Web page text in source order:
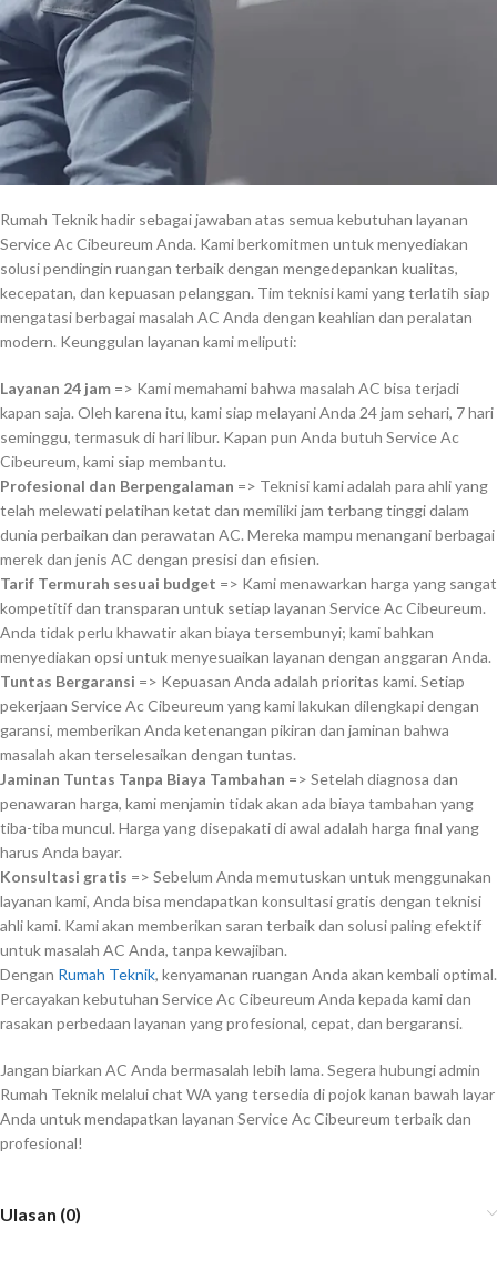
Rumah Teknik hadir sebagai jawaban atas semua kebutuhan layanan
Service Ac Cibeureum Anda. Kami berkomitmen untuk menyediakan
solusi pendingin ruangan terbaik dengan mengedepankan kualitas,
kecepatan, dan kepuasan pelanggan. Tim teknisi kami yang terlatih siap
mengatasi berbagai masalah AC Anda dengan keahlian dan peralatan
modern. Keunggulan layanan kami meliputi:
Layanan 24 jam => Kami memahami bahwa masalah AC bisa terjadi
kapan saja. Oleh karena itu, kami siap melayani Anda 24 jam sehari, 7 hari
seminggu, termasuk di hari libur. Kapan pun Anda butuh Service Ac
Cibeureum, kami siap membantu.
Profesional dan Berpengalaman => Teknisi kami adalah para ahli yang
telah melewati pelatihan ketat dan memiliki jam terbang tinggi dalam
dunia perbaikan dan perawatan AC. Mereka mampu menangani berbagai
merek dan jenis AC dengan presisi dan efisien.
Tarif Termurah sesuai budget => Kami menawarkan harga yang sangat
kompetitif dan transparan untuk setiap layanan Service Ac Cibeureum.
Anda tidak perlu khawatir akan biaya tersembunyi; kami bahkan
menyediakan opsi untuk menyesuaikan layanan dengan anggaran Anda.
Tuntas Bergaransi => Kepuasan Anda adalah prioritas kami. Setiap
pekerjaan Service Ac Cibeureum yang kami lakukan dilengkapi dengan
garansi, memberikan Anda ketenangan pikiran dan jaminan bahwa
masalah akan terselesaikan dengan tuntas.
Jaminan Tuntas Tanpa Biaya Tambahan => Setelah diagnosa dan
penawaran harga, kami menjamin tidak akan ada biaya tambahan yang
tiba-tiba muncul. Harga yang disepakati di awal adalah harga final yang
harus Anda bayar.
Konsultasi gratis => Sebelum Anda memutuskan untuk menggunakan
layanan kami, Anda bisa mendapatkan konsultasi gratis dengan teknisi
ahli kami. Kami akan memberikan saran terbaik dan solusi paling efektif
untuk masalah AC Anda, tanpa kewajiban.
Dengan Rumah Teknik, kenyamanan ruangan Anda akan kembali optimal.
Percayakan kebutuhan Service Ac Cibeureum Anda kepada kami dan
rasakan perbedaan layanan yang profesional, cepat, dan bergaransi.
Jangan biarkan AC Anda bermasalah lebih lama. Segera hubungi admin
Rumah Teknik melalui chat WA yang tersedia di pojok kanan bawah layar
Anda untuk mendapatkan layanan Service Ac Cibeureum terbaik dan
profesional!
Ulasan (0)